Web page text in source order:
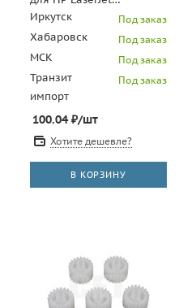
9000/9040/9050 (CET),
CET5903
Иркутск Под заказ
Хабаровск Под заказ
МСК Под заказ
Транзит
импорт
Под заказ
100.04₽/шт
Хотите дешевле?
В КОРЗИНУ